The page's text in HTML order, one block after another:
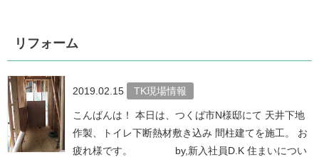
リフォーム
2019.02.15 TK現場情報
こんばんは！ 本日は、つくば市N様邸にて 天井下地
作製、トイレ下断熱材敷き込み 間柱建てを施工。 お
疲れ様です。 by,新入社員D.K 住まいについ